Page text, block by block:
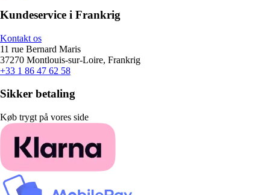
Kundeservice i Frankrig
Kontakt os
11 rue Bernard Maris
37270 Montlouis-sur-Loire, Frankrig
+33 1 86 47 62 58
Sikker betaling
Køb trygt på vores side